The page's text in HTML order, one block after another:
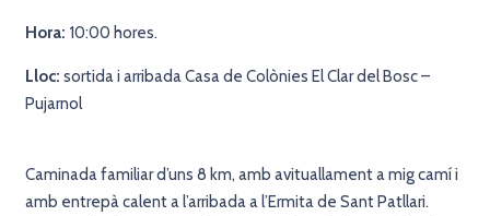
Hora: 10:00 hores.
Lloc: sortida i arribada Casa de Colònies El Clar del Bosc –
Pujarnol
Caminada familiar d’uns 8 km, amb avituallament a mig camí i
amb entrepà calent a l’arribada a l’Ermita de Sant Patllari.